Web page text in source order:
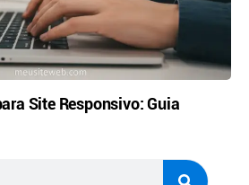
Site Responsivo: Guia